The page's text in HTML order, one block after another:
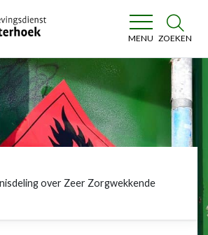
Achterhoek
MENU ZOEKEN
over Zeer Zorgwekkende